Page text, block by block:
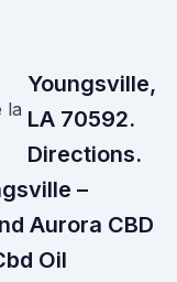
Youngsville,
LA 70592.
Directions.
–
Aurora CBD
Oil